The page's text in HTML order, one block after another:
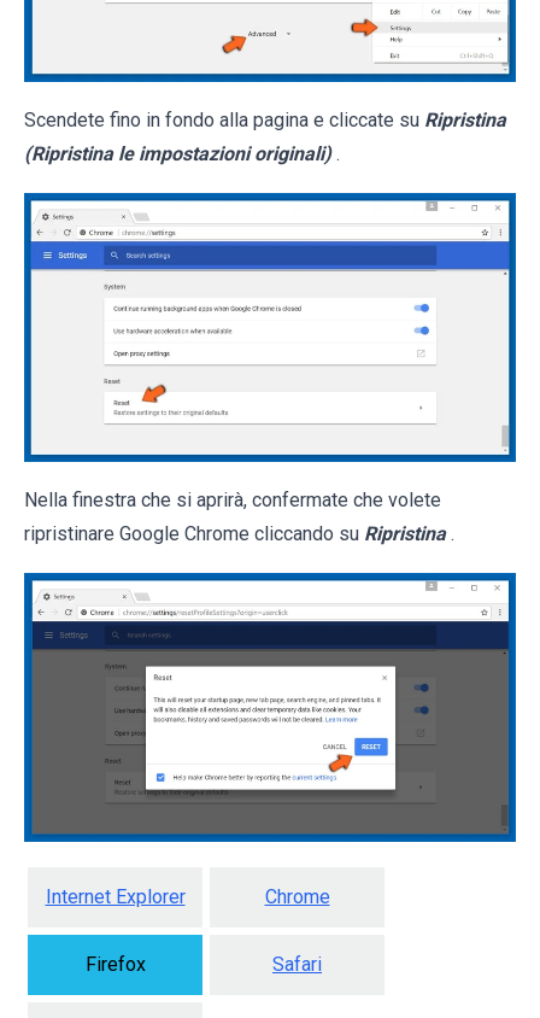
Scendete fino in fondo alla pagina e cliccate su Ripristina
(Ripristina le impostazioni originali) .
Nella finestra che si aprirà, confermate che volete
ripristinare Google Chrome cliccando su Ripristina .
Internet Explorer Chrome
Firefox Safari